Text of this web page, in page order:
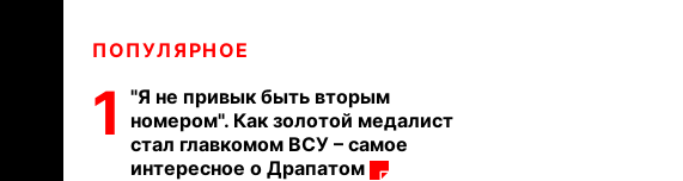
ПОПУЛЯРНОЕ
1
"Я не привык быть вторым
номером". Как золотой медалист
стал главкомом ВСУ – самое
интересное о Драпатом